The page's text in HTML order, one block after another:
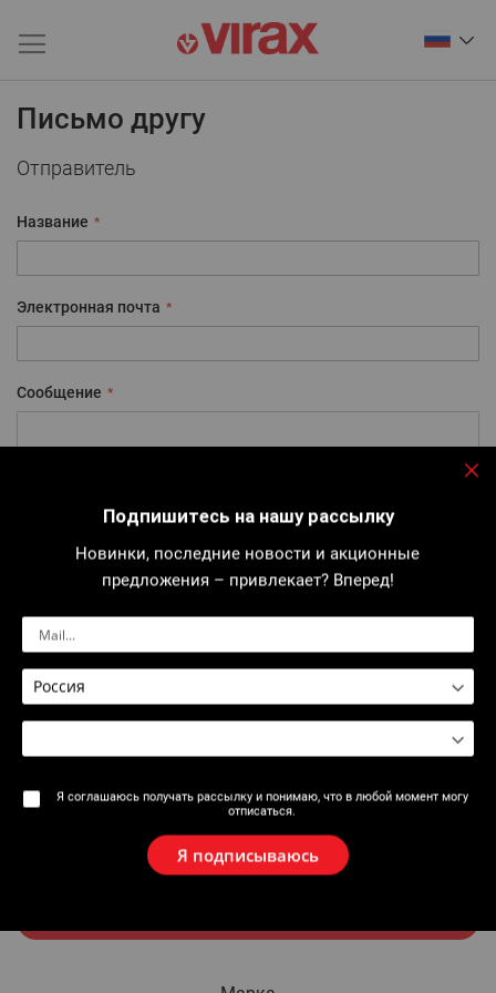
Письмо другу
Отправитель
Название
Электронная почта
Сообщение
Название
Электронная почта
Добавить гостя
Подпишитесь на нашу рассылку
Новинки, последние новости и акционные
предложения – привлекает? Вперед!
Я соглашаюсь получать рассылку и понимаю, что в любой момент могу
отписаться.
Я подписываюсь